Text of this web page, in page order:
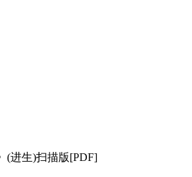
(进生)扫描版[PDF]